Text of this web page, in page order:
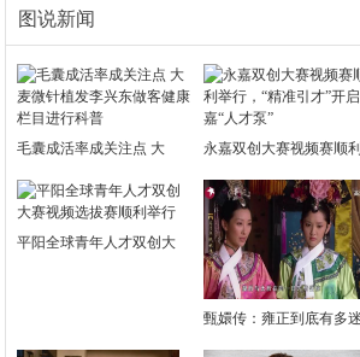
图说新闻
毛囊成活率成关注点 大 永嘉双创大赛视频赛顺利
平阳全球青年人才双创大
甄嬛传：雍正到底有多迷